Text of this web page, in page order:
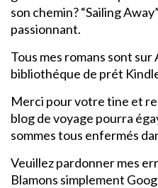
son chemin? “Sailing
passionnant.
Tous mes romans sont sur
bibliothéque de prét
Merci pour votre tine et
blog de voyage pourra
sommes tous enfermés
Veuillez pardonner mes
Blamons simplement